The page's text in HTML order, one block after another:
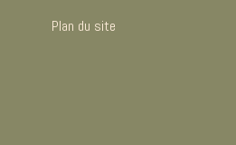
Plan du site